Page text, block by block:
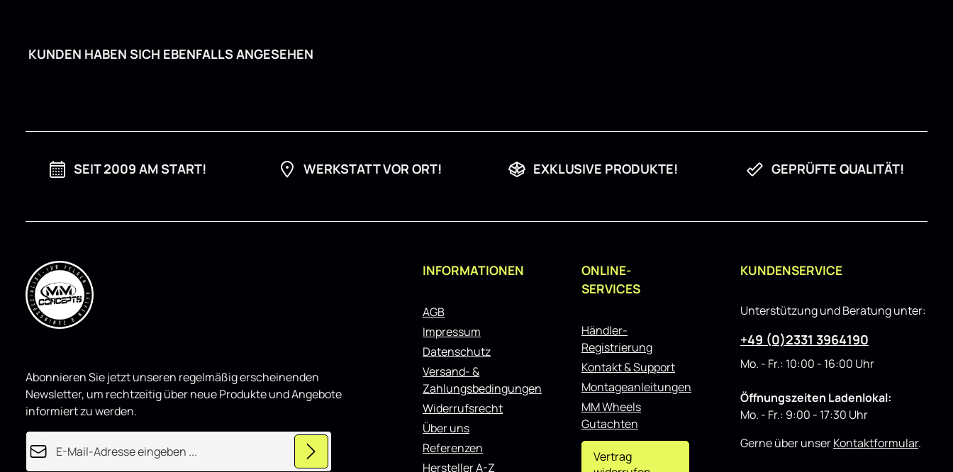
KUNDEN HABEN SICH EBENFALLS ANGESEHEN
SEIT 2009 AM START! WERKSTATT VOR ORT! EXKLUSIVE PRODUKTE! GEPRÜFTE QUALITÄT!
Abonnieren Sie jetzt unseren regelmäßig erscheinenden
Newsletter, um rechtzeitig über neue Produkte und Angebote
informiert zu werden.
E-Mail-Adresse*
INFORMATIONEN
AGB
Impressum
Datenschutz
Versand- &
Zahlungsbedingungen
Widerrufsrecht
Über uns
Referenzen
Hersteller A-Z
ONLINE-
SERVICES
Händler-
Registrierung
Kontakt & Support
Montageanleitungen
MM Wheels
Gutachten
Vertrag
KUNDENSERVICE
Unterstützung und Beratung unter:
+49 (0)2331 3964190
Mo. - Fr.: 10:00 - 16:00 Uhr
Öffnungszeiten Ladenlokal:
Mo. - Fr.: 9:00 - 17:30 Uhr
Gerne über unserKontaktformular.